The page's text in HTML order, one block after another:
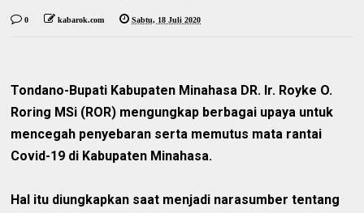
0 kabarok.com Sabtu, 18 Juli 2020
Tondano-Bupati Kabupaten Minahasa DR. Ir. Royke O.
Roring MSi (ROR) mengungkap berbagai upaya untuk
mencegah penyebaran serta memutus mata rantai
Covid-19 di Kabupaten Minahasa.
Hal itu diungkapkan saat menjadi narasumber tentang